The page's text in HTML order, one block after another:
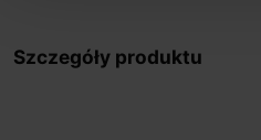
Szczegóły produktu